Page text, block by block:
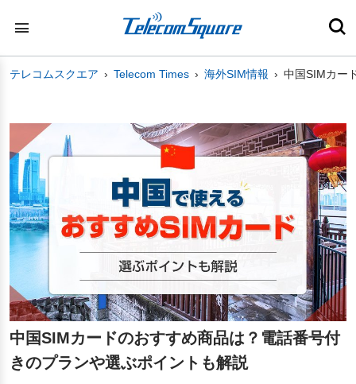
テレコムスクエア Telecom Times 海外SIM情報 中国SIMカー
中国SIMカードのおすすめ商品は？電話番号付
きのプランや選ぶポイントも解説